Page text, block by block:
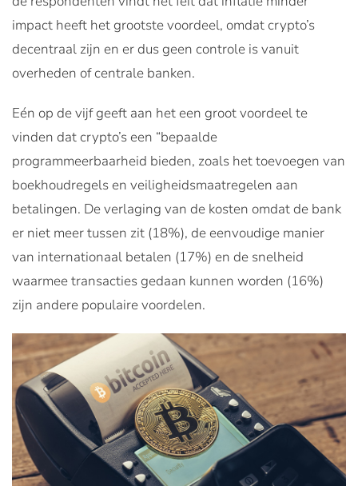
impact heeft het grootste voordeel, omdat crypto’s
decentraal zijn en er dus geen controle is vanuit
overheden of centrale banken.
Eén op de vijf geeft aan het een groot voordeel te
vinden dat crypto’s een “bepaalde
programmeerbaarheid bieden, zoals het toevoegen van
boekhoudregels en veiligheidsmaatregelen aan
betalingen. De verlaging van de kosten omdat de bank
er niet meer tussen zit (18%), de eenvoudige manier
van internationaal betalen (17%) en de snelheid
waarmee transacties gedaan kunnen worden (16%)
zijn andere populaire voordelen.